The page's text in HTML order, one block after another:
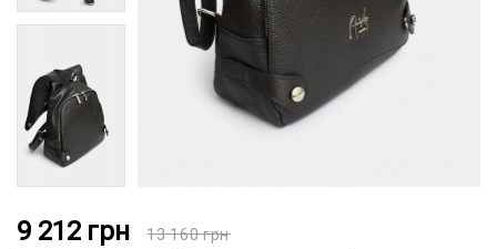
9 212 грн 13 160грн